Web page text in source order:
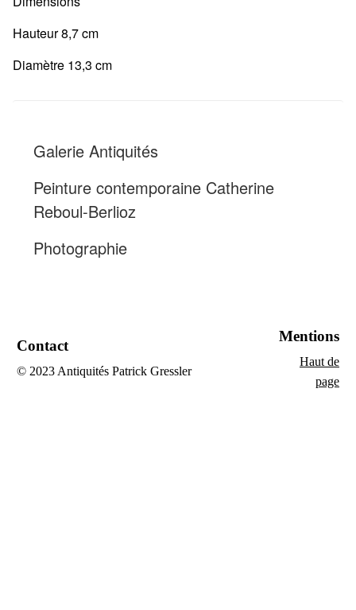
Galerie Antiquités
Peinture contemporaine Catherine
Reboul-Berlioz
Photographie
Hauteur 8,7 cm
Diamètre 13,3 cm
Contact
© 2023 Antiquités Patrick Gressler
Mentions
Haut de
page